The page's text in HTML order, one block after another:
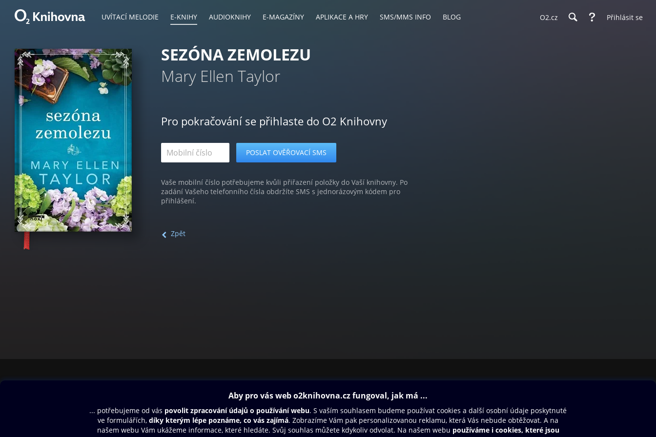
UVÍTACÍ MELODIE E-KNIHY AUDIOKNIHY E-MAGAZÍNY APLIKACE A HRY SMS/MMS INFO BLOG O2.cz Přihlásit se
SEZÓNA ZEMOLEZU
Mary Ellen Taylor
Pro pokračování se přihlaste do O2 Knihovny
Vaše mobilní číslo potřebujeme kvůli přiřazení položky do Vaší knihovny. Po
zadání Vašeho telefonního čísla obdržíte SMS s jednorázovým kódem pro
přihlášení.
Zpět
Aplikace a hry
SMS/MMS Info
Blog
Dárkový poukaz
Nápověda
Oneplay Originály
Sport